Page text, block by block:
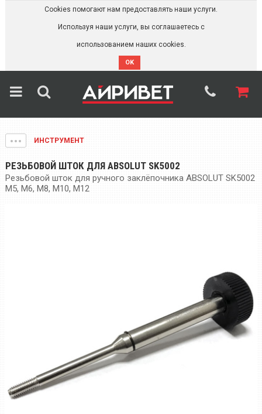
Cookies помогают нам предоставлять наши услуги.
Используя наши услуги, вы соглашаетесь с
использованием наших cookies.
OK
ИНСТРУМЕНТ
РЕЗЬБОВОЙ ШТОК ДЛЯ ABSOLUT SK5002
Резьбовой шток для ручного заклёпочника ABSOLUT SK5002
M5, M6, M8, M10, M12